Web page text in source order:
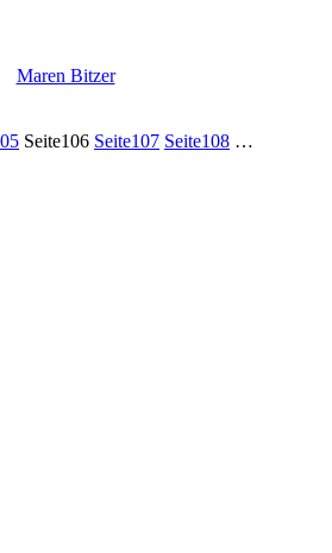
Maren Bitzer
Seite106 Seite107 Seite108 …